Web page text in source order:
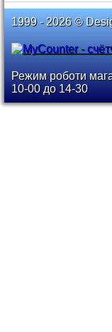
1999 - 2026 ©
Режим роботи
10-00 до 14-30